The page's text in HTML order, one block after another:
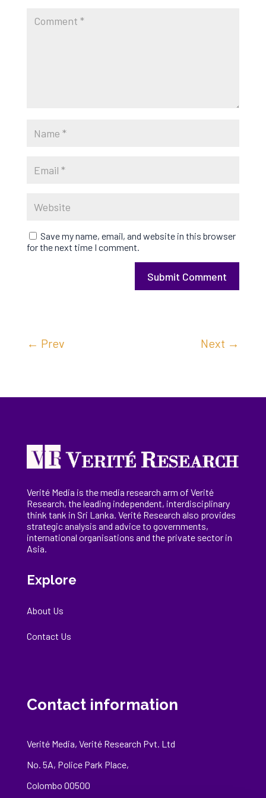
Save my name, email, and website in this browser
for the next time I comment.
Submit Comment
← Prev Next →
Verité Media is the media research arm of Verité
Research, theleading independent, interdisciplinary
think tank in Sri Lanka. Verité Research also provides
strategic analysis and advice to governments,
international organisations and the private sector in
Asia.
Explore
About Us
Contact Us
Contact information
Verité Media, Verité Research Pvt. Ltd
No. 5A, Police Park Place,
Colombo 00500